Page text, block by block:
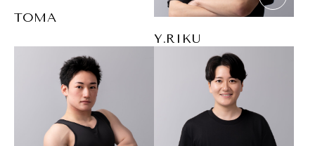
TOMA
Y.RIKU